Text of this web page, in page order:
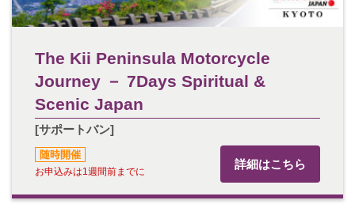
The Kii Peninsula Motorcycle
Journey － 7Days Spiritual &
Scenic Japan
[サポートバン]
随時開催
お申込みは1週間前までに
詳細はこちら